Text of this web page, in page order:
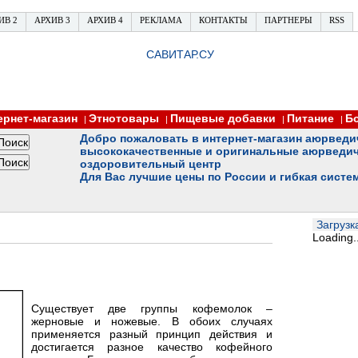
2 АРХИВ 3 АРХИВ 4 РЕКЛАМА КОНТАКТЫ ПАРТНЕРЫ RSS
САВИТАР.СУ
магазин | Этнотовары | Пищевые добавки | Питание |
Добро пожаловать в интернет-магазин
высококачественные и оригинальные
оздоровительный центр
Для Вас лучшие цены по России и гибкая
Существует две группы кофемолок –
жерновые и ножевые. В обоих случаях
применяется разный принцип действия и
достигается разное качество кофейного